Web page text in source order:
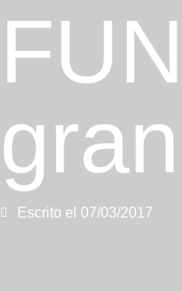
Escrito el 07/03/2017